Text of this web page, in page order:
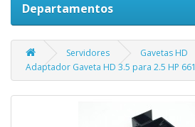
Departamentos
Servidores
Gavetas HD
Adaptador Gaveta HD 3.5 para 2.5 HP